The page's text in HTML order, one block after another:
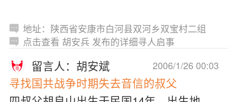
地址：陕西省安康市白河县双河乡双宝村二组
点击查看 胡安兵 发布的详细寻人启事
2006/1/26 00:03
留言人：胡安斌
寻找国共战争时期失去音信的叔父